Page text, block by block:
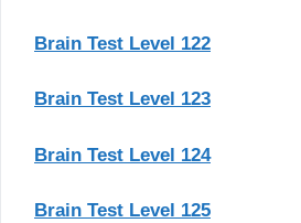
Brain Test Level 122
Brain Test Level 123
Brain Test Level 124
Brain Test Level 125